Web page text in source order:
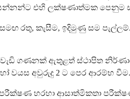
එහි ලක්ෂණාත්මක පෙනුම සහ
රතු, කැසීම, ඉදිමුණු සම
ගණනක් ඇතුළත් ස්ථාපිත
වයස අවුරුදු 2 ට පෙර ආරම්භ වීම.
හරහා ආසාත්මිකතා